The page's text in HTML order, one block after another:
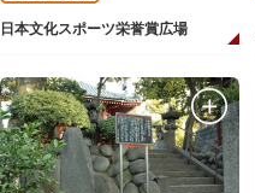
日本文化スポーツ栄誉賞広場